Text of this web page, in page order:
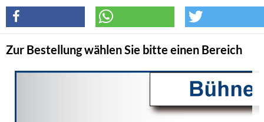
Zur Bestellung wählen Sie bitte einen Bereich